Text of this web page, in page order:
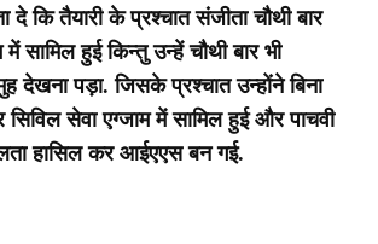
कि तैयारी के प्रश्चात संजीता चौथी बार
सामिल हुई किन्तु उन्हें चौथी बार भी
देखना पड़ा. जिसके प्रश्चात उन्होंने बिना
सिविल सेवा एग्जाम में सामिल हुई और पाचवी
हासिल कर आईएएस बन गई.